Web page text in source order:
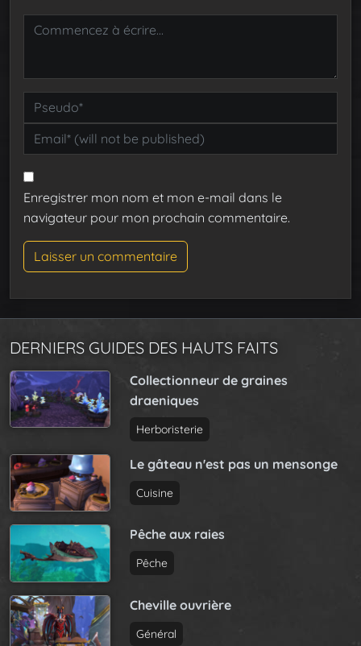
Enregistrer mon nom et mon e-mail dans le
navigateur pour mon prochain commentaire.
DERNIERS GUIDES DES HAUTS FAITS
Collectionneur de graines
draeniques
Herboristerie
Le gâteau n'est pas un mensonge
Cuisine
Pêche aux raies
Pêche
Cheville ouvrière
Général